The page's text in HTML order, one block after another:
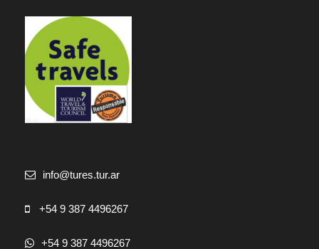
info@tures.tur.ar
+54 9 387 4496267
+54 9 387 4496267